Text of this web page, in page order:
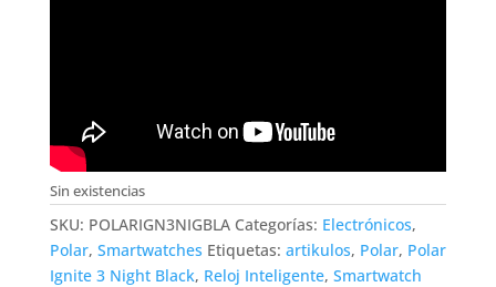
Sin existencias
SKU: POLARIGN3NIGBLA Categorías: Electrónicos,
Polar, Smartwatches Etiquetas: artikulos, Polar, Polar
Ignite 3 Night Black, Reloj Inteligente, Smartwatch